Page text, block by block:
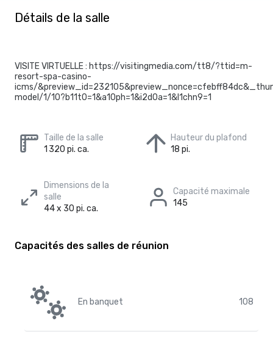
Détails de la salle
VISITE VIRTUELLE : https://visitingmedia.com/tt8/?ttid=m-
resort-spa-casino-
icms/
model/1/10?b11t0=1&a10ph=1&i2d0a=1&l1chn9=1
Taille de la salle
1 320 pi. ca.
Hauteur du plafond
18 pi.
Dimensions de la
salle
44 x 30 pi. ca.
Capacité maximale
145
Capacités des salles de réunion
En banquet 108